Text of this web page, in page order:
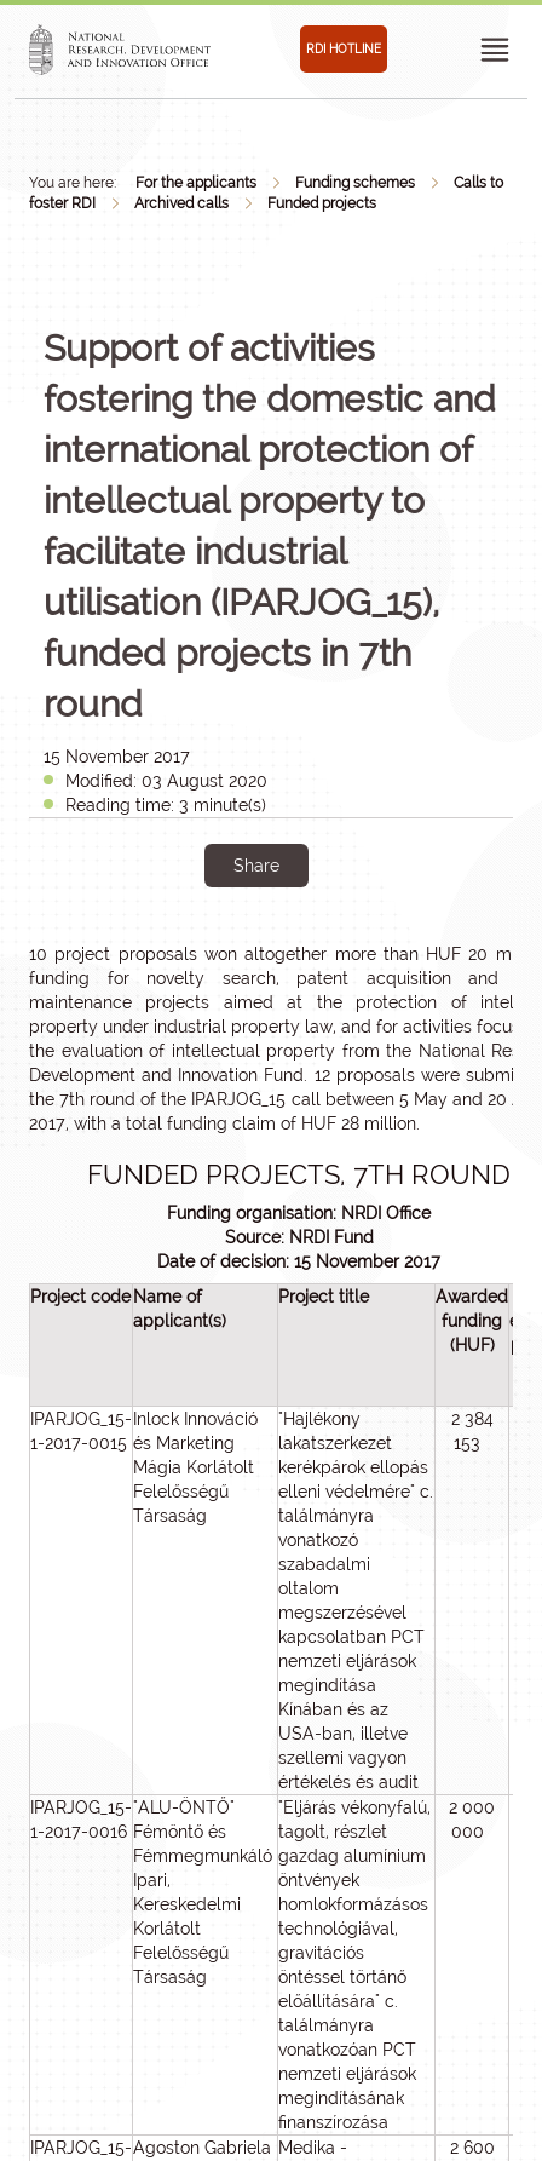
RDI HOTLINE
You are here: For the applicants Funding schemes
Calls to
foster RDI
Archived calls Funded projects
Support of activities
fostering the domestic and
international protection of
intellectual property to
facilitate industrial
utilisation (IPARJOG_15),
funded projects in 7th
round
15 November 2017
Modified: 03 August 2020
Reading time: 3 minute(s)
Share
10 project proposals won altogether more than HUF 20
funding for novelty search, patent acquisition and
maintenance projects aimed at the protection of
property under industrial property law, and for activities
the evaluation of intellectual property from the National
Development and Innovation Fund. 12 proposals were
the 7th round of the IPARJOG_15 call between 5 May and 20
2017, with a total funding claim of HUF 28 million.
FUNDED PROJECTS, 7TH ROUND
Funding organisation: NRDI Office
Source: NRDI Fund
Date of decision: 15 November 2017
Project code Name of
applicant(s)
Project title
Awarded
funding
(HUF)
IPARJOG_15-
1-2017-0015
Inlock Innováció
és Marketing
Mágia Korlátolt
Felelősségű
Társaság
"Hajlékony
lakatszerkezet
kerékpárok ellopás
elleni védelmére" c.
találmányra
vonatkozó
szabadalmi
oltalom
megszerzésével
kapcsolatban PCT
nemzeti eljárások
megindítása
Kínában és az
USA-ban, illetve
szellemi vagyon
értékelés és audit
2 384
153
IPARJOG_15-
1-2017-0016
"ALU-ÖNTŐ"
Fémöntő és
Fémmegmunkáló
Ipari,
Kereskedelmi
Korlátolt
Felelősségű
Társaság
"Eljárás vékonyfalú,
tagolt, részlet
gazdag alumínium
öntvények
homlokformázásos
technológiával,
gravitációs
öntéssel törtánő
előállítására" c.
találmányra
vonatkozóan PCT
nemzeti eljárások
megindításának
finanszírozása
2 000
000
IPARJOG_15-Agoston Gabriela Medika -
2 600